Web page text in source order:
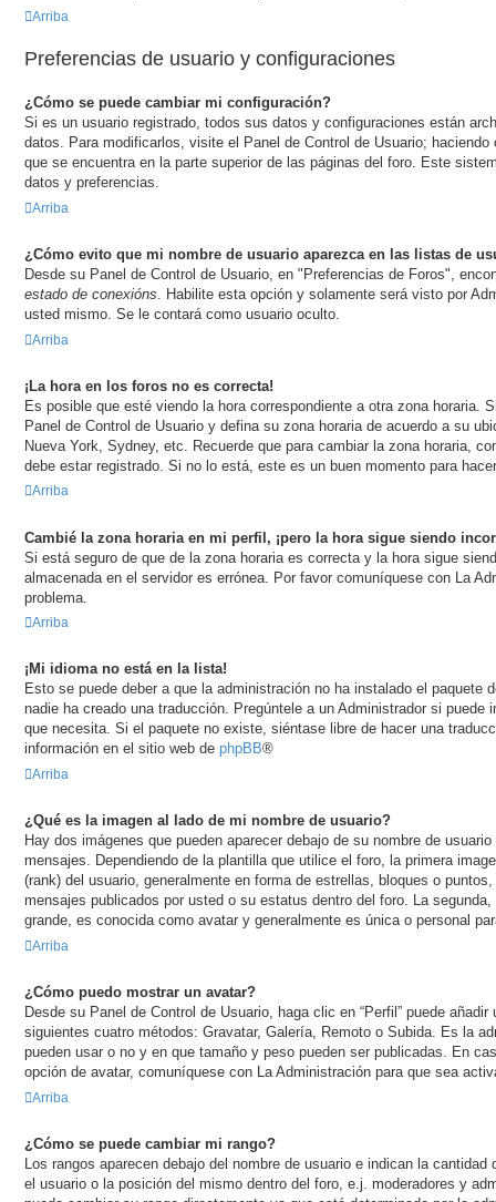
Arriba
Preferencias de usuario y configuraciones
¿Cómo se puede cambiar mi configuración?
Si es un usuario registrado, todos sus datos y configuraciones están
datos. Para modificarlos, visite el Panel de Control de Usuario;
que se encuentra en la parte superior de las páginas del foro. Este
datos y preferencias.
Arriba
¿Cómo evito que mi nombre de usuario aparezca en las listas de
Desde su Panel de Control de Usuario, en "Preferencias de Foros",
estado de conexións. Habilite esta opción y solamente será visto por
usted mismo. Se le contará como usuario oculto.
Arriba
¡La hora en los foros no es correcta!
Es posible que esté viendo la hora correspondiente a otra zona horaria.
Panel de Control de Usuario y defina su zona horaria de acuerdo a su
Nueva York, Sydney, etc. Recuerde que para cambiar la zona horaria,
debe estar registrado. Si no lo está, este es un buen momento para
Arriba
Cambié la zona horaria en mi perfil, ¡pero la hora sigue siendo
Si está seguro de que de la zona horaria es correcta y la hora sigue
almacenada en el servidor es errónea. Por favor comuníquese con La
problema.
Arriba
¡Mi idioma no está en la lista!
Esto se puede deber a que la administración no ha instalado el paquete
nadie ha creado una traducción. Pregúntele a un Administrador si puede
que necesita. Si el paquete no existe, siéntase libre de hacer una
información en el sitio web de phpBB®
Arriba
¿Qué es la imagen al lado de mi nombre de usuario?
Hay dos imágenes que pueden aparecer debajo de su nombre de
mensajes. Dependiendo de la plantilla que utilice el foro, la primera
(rank) del usuario, generalmente en forma de estrellas, bloques o
mensajes publicados por usted o su estatus dentro del foro. La
grande, es conocida como avatar y generalmente es única o personal
Arriba
¿Cómo puedo mostrar un avatar?
Desde su Panel de Control de Usuario, haga clic en “Perfil” puede
siguientes cuatro métodos: Gravatar, Galería, Remoto o Subida. Es la
pueden usar o no y en que tamaño y peso pueden ser publicadas. En
opción de avatar, comuníquese con La Administración para que sea
Arriba
¿Cómo se puede cambiar mi rango?
Los rangos aparecen debajo del nombre de usuario e indican la
el usuario o la posición del mismo dentro del foro, e.j. moderadores y